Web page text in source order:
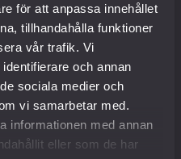
för att anpassa innehållet
tillhandahålla funktioner
vår trafik. Vi
och annan
sociala medier och
vi samarbetar med.
informationen med annan
eller som de har